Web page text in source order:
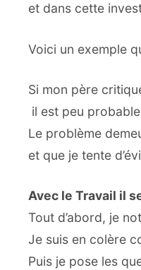
et dans cette
Voici un exemple
Si mon père
il est peu
Le problème
et que je tente
Avec le Travail il
Tout d’abord, je
Je suis en colère
Puis je pose les